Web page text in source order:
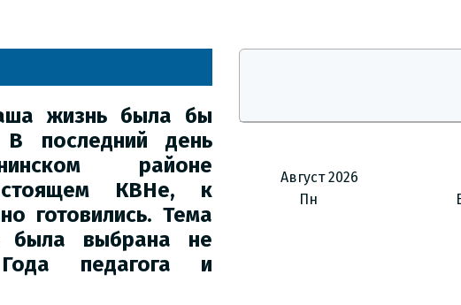
жизнь была бы
В последний день
районе
КВНе, к
готовились. Тема
была выбрана не
Года педагога и
Август 2026
Пн